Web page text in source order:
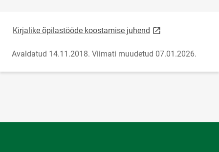
Kirjalike õpilastööde koostamise juhend link opens on new
Avaldatud 14.11.2018. Viimati muudetud 07.01.2026.